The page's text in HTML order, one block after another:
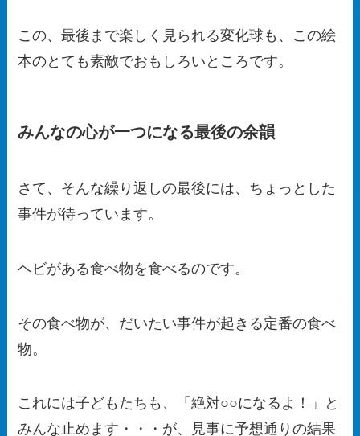
この、最後まで楽しく見られる変化球も、この絵
本のとても素敵でおもしろいところです。
みんなの心が一つになる最後の余韻
さて、そんな繰り返しの最後には、ちょっとした
事件が待っています。
ヘビがある食べ物を食べるのです。
その食べ物が、だいたい事件が起きる定番の食べ
物。
これには子どもたちも、「絶対○○になるよ！」と
みんな止めます・・・が、見事に予想通りの結果